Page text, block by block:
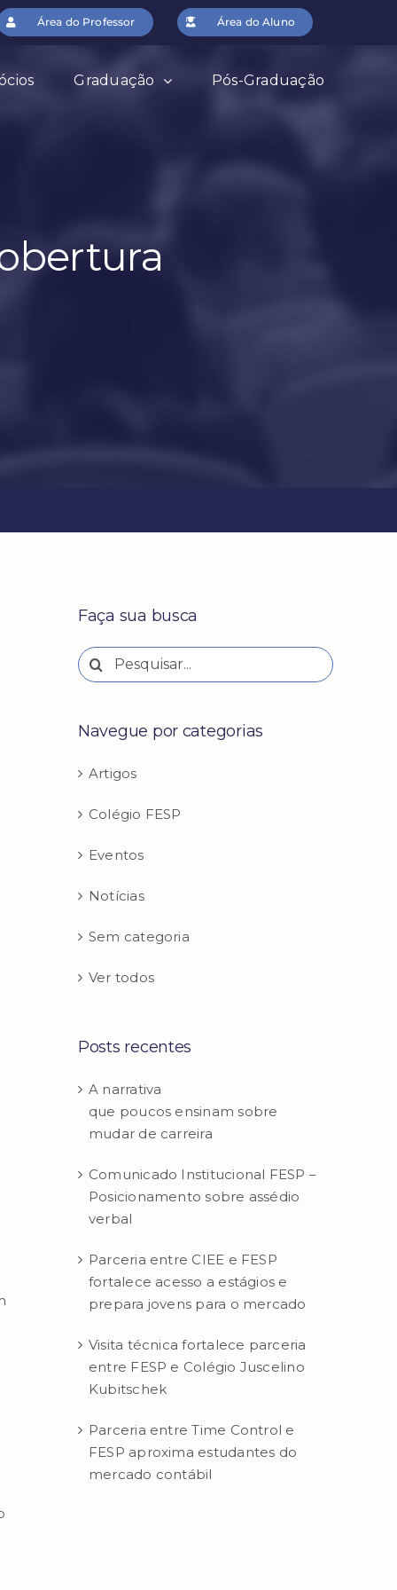
Área do Professor Área do Aluno
Graduação Pós-Graduação
Faça sua busca
Buscar
resultados
Navegue por categorias
Artigos
Colégio FESP
Eventos
Notícias
Sem categoria
Ver todos
Posts recentes
A narrativa
que poucos ensinam sobre
mudar de carreira
Comunicado Institucional FESP –
Posicionamento sobre assédio
verbal
Parceria entre CIEE e FESP
fortalece acesso a estágios e
prepara jovens para o mercado
Visita técnica fortalece parceria
entre FESP e Colégio Juscelino
Kubitschek
Parceria entre Time Control e
FESP aproxima estudantes do
mercado contábil